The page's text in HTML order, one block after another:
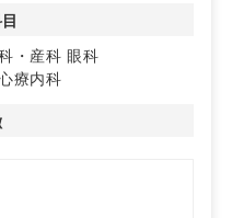
わせください。
・産科 眼科
療内科